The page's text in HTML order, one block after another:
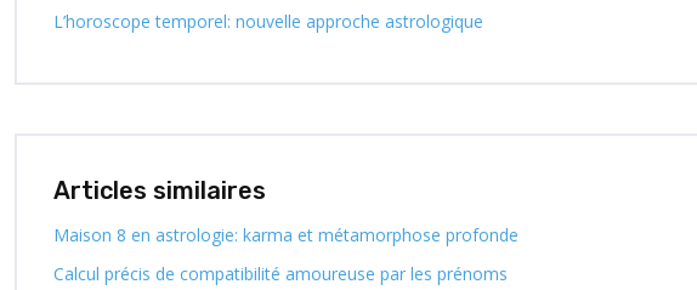
L’horoscope temporel: nouvelle approche astrologique
Articles similaires
Maison 8 en astrologie: karma et métamorphose profonde
Calcul précis de compatibilité amoureuse par les prénoms